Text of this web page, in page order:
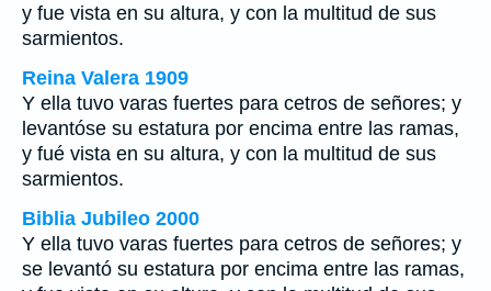
y fue vista en su altura, y con la multitud de sus
sarmientos.
Reina Valera 1909
Y ella tuvo varas fuertes para cetros de señores; y
levantóse su estatura por encima entre las ramas,
y fué vista en su altura, y con la multitud de sus
sarmientos.
Biblia Jubileo 2000
Y ella tuvo varas fuertes para cetros de señores; y
se levantó su estatura por encima entre las ramas,